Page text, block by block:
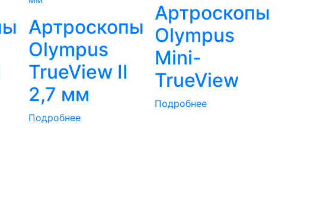
Артроскопы
Olympus
TrueView II
2,7 мм
Подробнее
Артроскопы
Olympus
Mini-
TrueView
Подробнее